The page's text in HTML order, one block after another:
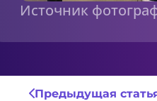
Источник
Предыдущая